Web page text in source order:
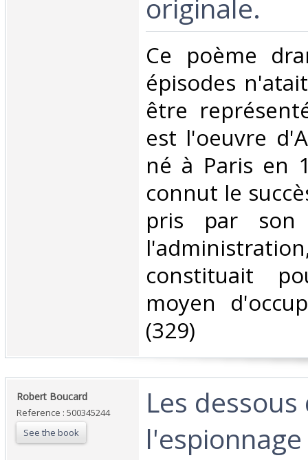
originale.‎
‎Ce poème
épisodes
être
est l'oeuvre
né à Paris en
connut le
pris par son
constituait
moyen
(329)‎
‎Robert Boucard‎
Reference : 500345244
See the book
‎Les dessous